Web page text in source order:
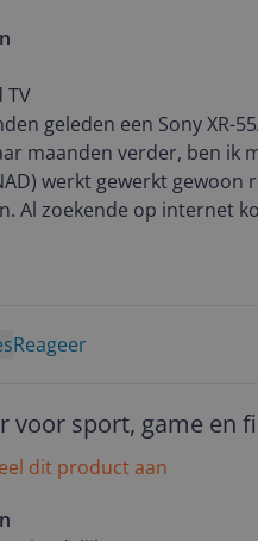
geleden een Sony XR-
maanden verder, ben ik
werkt gewerkt gewoon
Al zoekende op internet
TV
Reageer
voor sport, game en
dit product aan